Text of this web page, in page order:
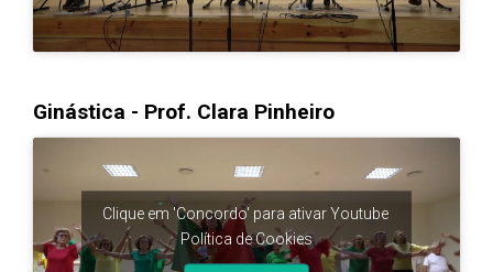
Ginástica - Prof. Clara Pinheiro
Clique em 'Concordo' para ativar Youtube
Política de Cookies